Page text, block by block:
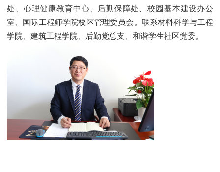
处、心理健康教育中心、后勤保障处、校园基本建设办公
室、国际工程师学院校区管理委员会。联系材料科学与工程
学院、建筑工程学院、后勤党总支、和谐学生社区党委。